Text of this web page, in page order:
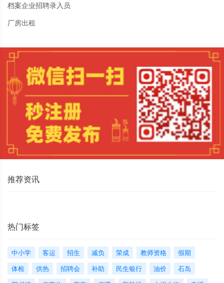
档案企业招聘录入员
厂房出租
推荐资讯
热门标签
中小学 客运 招生 减负 荣成 教师资格
假期
体检
供热 招聘会 补助 民生银行 油价
石岛